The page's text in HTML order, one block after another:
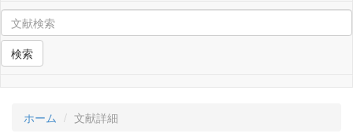
検索
ホーム 文献詳細